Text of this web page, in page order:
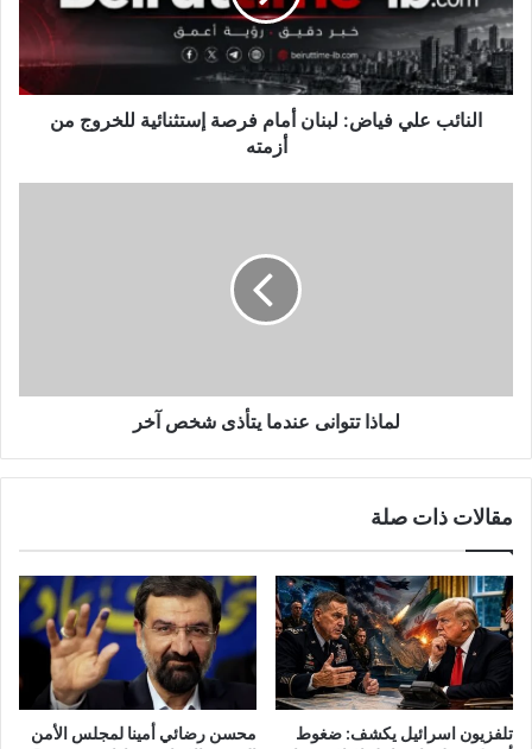
فرصة
إستثنائية
للخروج
من
أزمتهالنائب علي فياض: لبنان أمام فرصة إستثنائية للخروج من
أزمته
لماذا تتوانى عندما يتأذى شخص آخر
مقالات ذات صلة
تلفزيون اسرائيل يكشف: ضغوط
محسن رضائي أمينا لمجلس الأمن